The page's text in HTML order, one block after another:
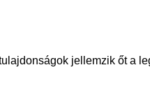
jellemzik őt a